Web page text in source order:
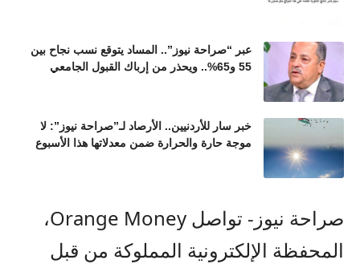
عبر “صراحة نيوز”.. المساد يتوقع نسب نجاح بين
55 و65%.. ويحذر من إرباك القبول الجامعي
خبر سار للأردنيين.. الأرصاد لـ”صراحة نيوز”: لا
موجة حارة والحرارة ضمن معدلاتها هذا الأسبوع
صراحة نيوز- تواصل Orange Money،
المحفظة الإلكترونية المملوكة من قبل